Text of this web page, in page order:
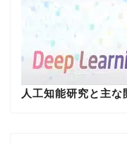
人工知能研究と主な